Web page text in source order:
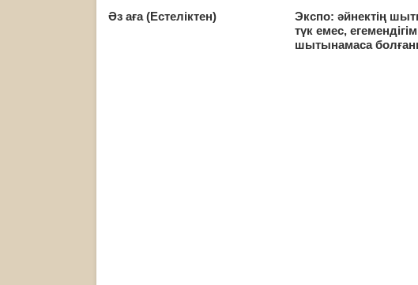
Әз аға (Естеліктен)
Экспо: әйнектің
түк емес, егемендігім
шытынамаса